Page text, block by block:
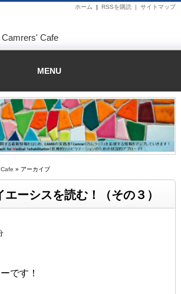
サイトマップ
RSSを購読 |
ホーム |
Cafe
MENU
» アーカイブ
エーシスを読む！（その３）
です！